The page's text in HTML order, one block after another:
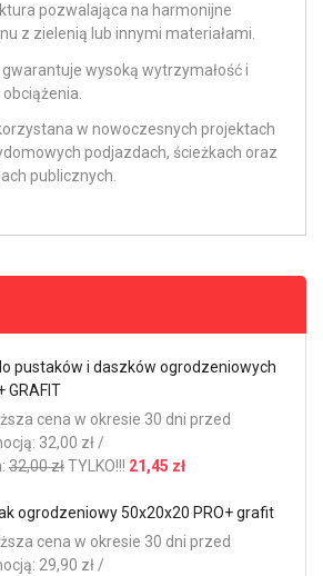
pozwalająca na harmonijne
z zielenią lub innymi materiałami.
gwarantuje wysoką wytrzymałość i
w nowoczesnych projektach
podjazdach, ścieżkach oraz
publicznych.
pustaków i daszków ogrodzeniowych
GRAFIT
cena w okresie 30 dni przed
32,00 zł /
32,00 złTYLKO!!! 21,45 zł
ogrodzeniowy 50x20x20 PRO+ grafit
cena w okresie 30 dni przed
29,90 zł /